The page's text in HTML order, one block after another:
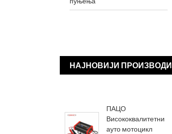
НАЈНОВИЈИ ПРОИЗВОДИ
ПАЦО
Висококвалитетни
ауто мотоцикл